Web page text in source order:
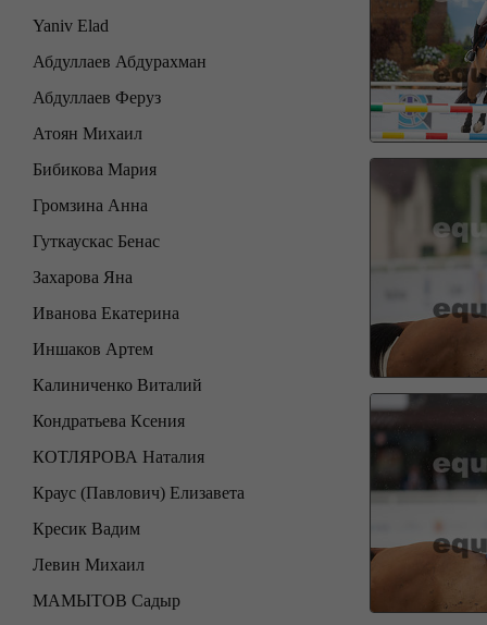
Yaniv Elad
Абдуллаев Абдурахман
Абдуллаев Феруз
Атоян Михаил
Бибикова Мария
Громзина Анна
Гуткаускас Бенас
Захарова Яна
Иванова Екатерина
Иншаков Артем
Калиниченко Виталий
Кондратьева Ксения
КОТЛЯРОВА Наталия
Краус (Павлович) Елизавета
Кресик Вадим
Левин Михаил
МАМЫТОВ Садыр